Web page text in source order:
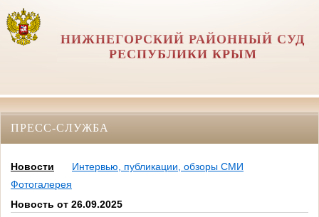
НИЖНЕГОРСКИЙ РАЙОННЫЙ СУД
РЕСПУБЛИКИ КРЫМ
ПРЕСС-СЛУЖБА
Новости
Интервью, публикации, обзоры СМИ
Фотогалерея
Новость от 26.09.2025